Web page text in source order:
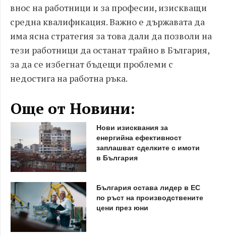
внос на работници и за професии, изискващи
средна квалификация. Важно е държавата да
има ясна стратегия за това дали да позволи на
тези работници да останат трайно в България,
за да се избегнат бъдещи проблеми с
недостига на работна ръка.
Още от Новини:
Нови изисквания за
енергийна ефективност
заплашват сделките с имоти
в България
България остава лидер в ЕС
по ръст на производствените
цени през юни